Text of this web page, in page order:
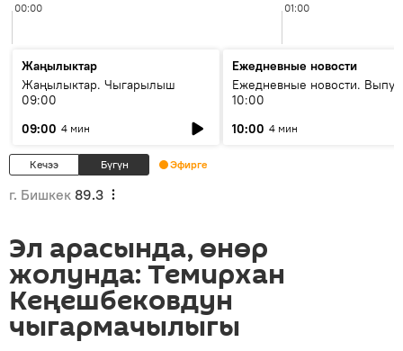
00:00 01:00
Жаңылыктар
Жаңылыктар. Чыгарылыш
09:00
09:00 4 мин
Ежедневные новости
Ежедневные новости.
10:00
10:00 4 мин
Кечээ Бүгүн Эфирге
г. Бишкек 89.3
Эл арасында, өнөр
жолунда: Темирхан
Кеңешбековдун
чыгармачылыгы